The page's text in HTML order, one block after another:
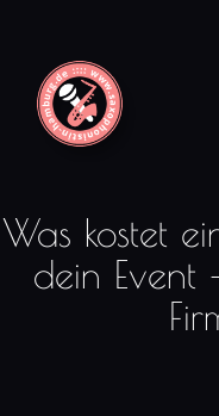
Was kostet
dein Event